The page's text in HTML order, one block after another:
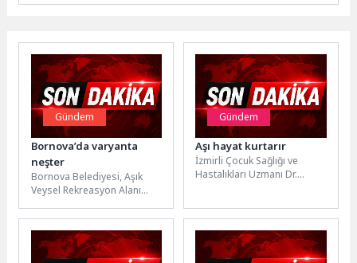
Gündem
Bornova’da varyanta
neşter
Bornova Belediyesi, Aşık
Veysel Rekreasyon Alanı
başlattığı orta refüj
çalışmasıyla düzensiz
parklanmayı...
Gündem
Aşı hayat kurtarır
İzmirli Çocuk Sağlığı ve
Hastalıkları Uzmanı Dr.